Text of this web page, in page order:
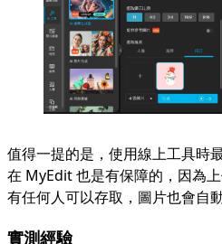
值得一提的是，使用線上工具時
在 MyEdit 也是有保障的，因為
有任何人可以存取，圖片也會自
實測經驗